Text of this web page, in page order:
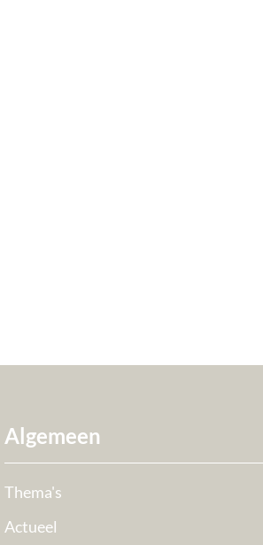
Algemeen
Thema's
Actueel